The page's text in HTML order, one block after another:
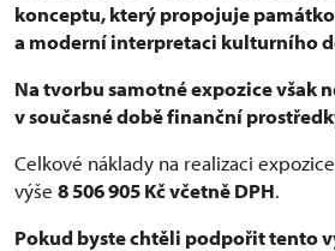
konceptu, který propojuje
a moderní interpretaci kulturního
Na tvorbu samotné expozice však
v současné době finanční
Celkové náklady na realizaci
výše 8 506 905 Kč včetně DPH.
Pokud byste chtěli podpořit tento